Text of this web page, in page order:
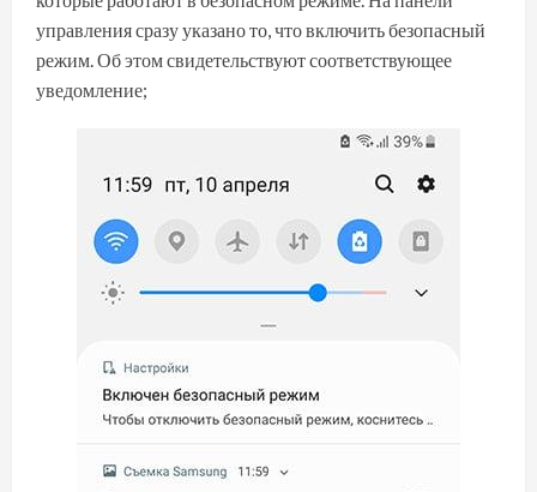
управления сразу указано то, что включить безопасный
режим. Об этом свидетельствуют соответствующее
уведомление;